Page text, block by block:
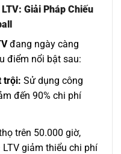
Giải Pháp Chiếu
đang ngày càng
điểm nổi bật sau:
trội: Sử dụng công
đến 90% chi phí
trên 50.000 giờ,
giảm thiểu chi phí